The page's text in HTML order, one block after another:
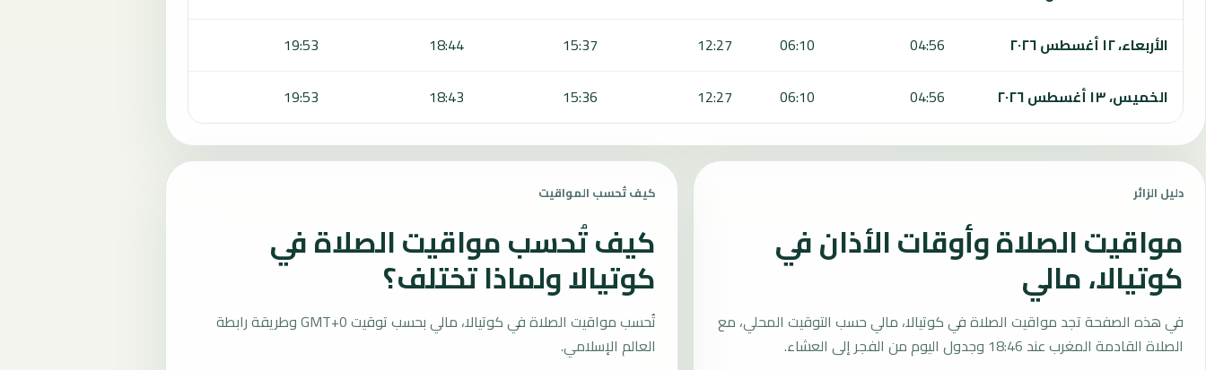
الأربعاء، ١٢ أغسطس ٢٠٢٦
04:56
06:10
12:27
15:37
18:44
19:53
الخميس، ١٣ أغسطس ٢٠٢٦
04:56
06:10
12:27
15:36
18:43
19:53
دليل الزائر
مواقيت الصلاة وأوقات الأذان في
كوتيالا، مالي
في هذه الصفحة تجد مواقيت الصلاة في كوتيالا، مالي حسب التوقيت المحلي، مع
الصلاة القادمة المغرب عند 18:46 وجدول اليوم من الفجر إلى العشاء.
كيف تُحسب المواقيت
كيف تُحسب مواقيت الصلاة في
كوتيالا ولماذا تختلف؟
تُحسب مواقيت الصلاة في كوتيالا، مالي بحسب توقيت GMT+0 وطريقة رابطة
العالم الإسلامي.